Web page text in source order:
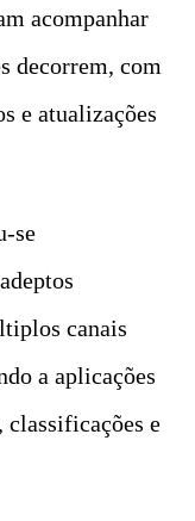
acompanhar
decorrem, com
e atualizações
se
canais
a aplicações
classificações e